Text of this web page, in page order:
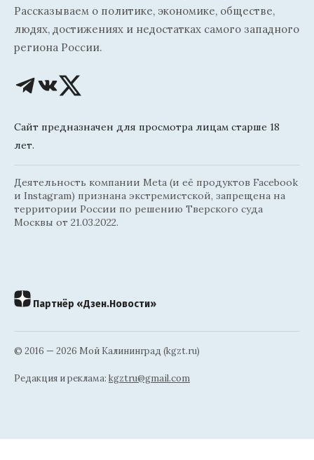
Рассказываем о политике, экономике, обществе,
людях, достижениях и недостатках самого западного
региона России.
Сайт предназначен для просмотра лицам старше 18
лет.
Деятельность компании Meta (и её продуктов Facebook
и Instagram) признана экстремистской, запрещена на
территории России по решению Тверского суда
Москвы от 21.03.2022.
Партнёр «Дзен.Новости»
© 2016 — 2026 Мой Калининград (kgzt.ru)
Редакция и реклама: kgztru@gmail.com